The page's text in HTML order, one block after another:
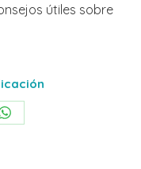
útiles sobre
Share